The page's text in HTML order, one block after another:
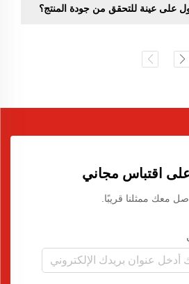
عينة للتحقق من جودة المنتج؟
اقتباس مجاني
معك ممثلنا قريبًا.